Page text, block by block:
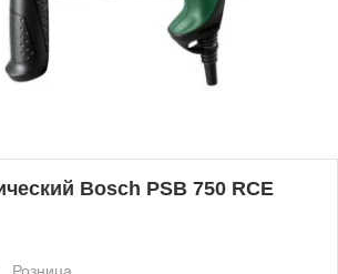
Bosch PSB 750 RCE
Розница